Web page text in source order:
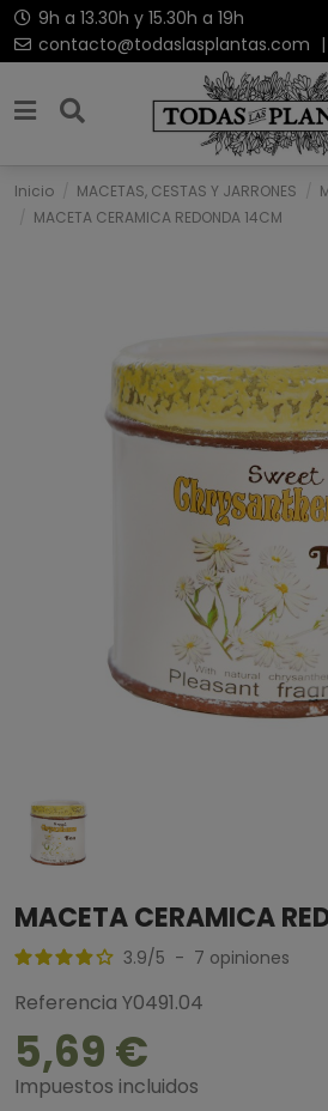
9h a 13.30h y 15.30h a 19h
contacto@todaslasplantas.com |
Inicio MACETAS, CESTAS Y JARRONES
MACETA CERAMICA REDONDA 14CM
MACETA CERAMICA
3.9/5 - 7 opiniones
Referencia Y0491.04
5,69 €
Impuestos incluidos